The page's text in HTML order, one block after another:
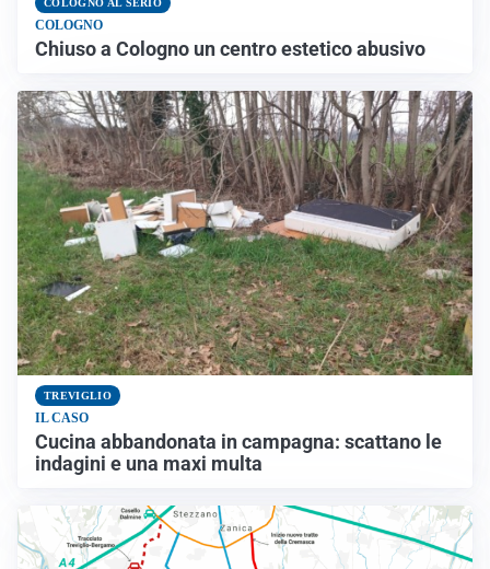
COLOGNO AL SERIO
COLOGNO
Chiuso a Cologno un centro estetico abusivo
TREVIGLIO
IL CASO
Cucina abbandonata in campagna: scattano le
indagini e una maxi multa